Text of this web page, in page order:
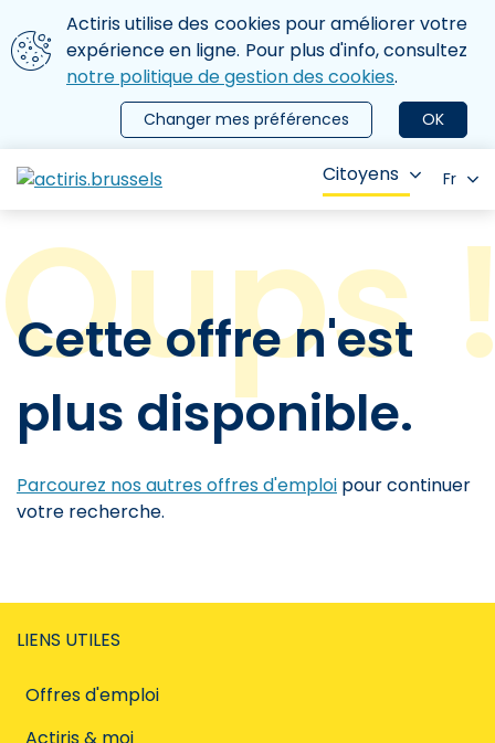
Aller au contenu principal
Nous utilisons des cookies
Actiris utilise des cookies pour améliorer votre
expérience en ligne. Pour plus d'info, consultez
notre politique de gestion des cookies.
OK
Changer mes préférences
le menu
Citoyens Fr
Cette offre n'est
plus disponible.
Parcourez nos autres offres d'emploi pour continuer
votre recherche.
LIENS UTILES
Offres d'emploi